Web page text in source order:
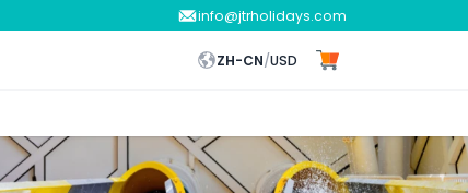
info@jtrholidays.com
ZH-CN/USD